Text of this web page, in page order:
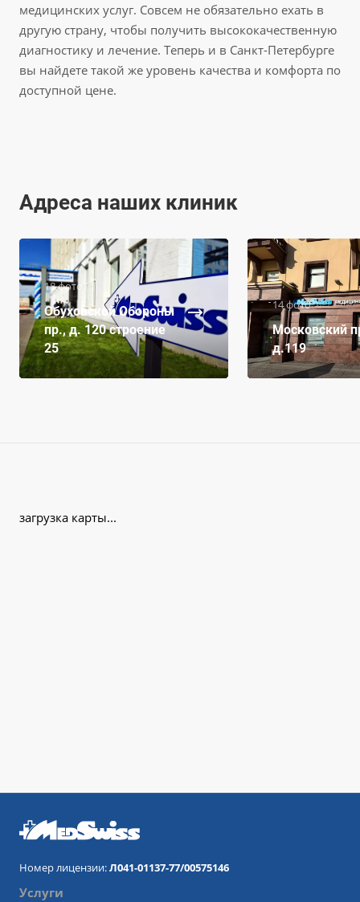
медицинских услуг. Совсем не обязательно ехать в
другую страну, чтобы получить высококачественную
диагностику и лечение. Теперь и в Санкт-Петербурге
вы найдете такой же уровень качества и комфорта по
доступной цене.
Адреса наших клиник
18 фото
Обуховской Обороны
пр., д. 120 строение
25
14 фото
Московский
д.119
загрузка карты...
Номер лицензии:Л041-01137-77/00575146
Услуги